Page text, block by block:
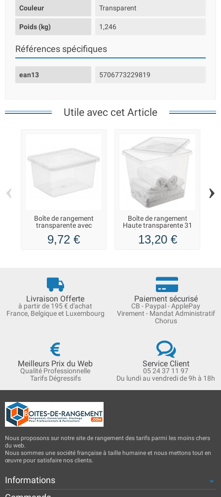
Couleur Transparent
Poids (kg) 1,246
Références spécifiques
ean13 5706773229819
Utile avec cet Article
Boîte de rangement
transparente avec
couvercle 20 litres Basic
Box
9,72 €
Boîte de rangement
Haute transparente 31
litres Basic Box
13,20 €
‹ ›
Livraison Offerte
à partir de 195 € d'achat
France, Belgique et Luxembourg
Paiement sécurisé
CB - Paypal - ApplePay
Virement - Mandat Administratif
Chorus
Meilleurs Prix du Web
Qualité Professionnelle
Tarifs Dégressifs
Service Client
05 24 37 11 97
Du lundi au vendredi de 9h à 18h
Nous proposons sur notre site de rangement des tarifs parmi les moins chers
du web.
Nous sommes une société française à taille humaine et nous mettons tout en
œuvre pour satisfaire nos clients.
Informations